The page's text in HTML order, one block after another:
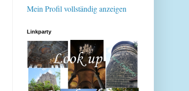
Mein Profil vollständig anzeigen
Linkparty